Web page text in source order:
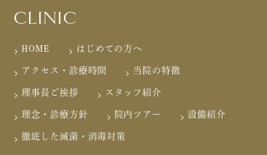
CLINIC
HOME はじめての方へ
アクセス・診療時間 当院の特徴
理事長ご挨拶 スタッフ紹介
理念・診療方針 院内ツアー 設備紹介
徹底した滅菌・消毒対策